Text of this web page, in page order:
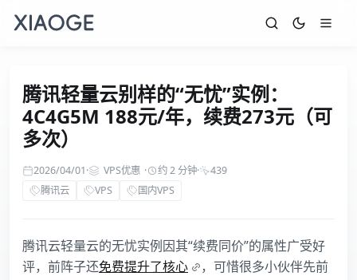
腾讯轻量云别样的“无忧”实例：
4C4G5M 188元/年，续费273元（可
多次）
2026/04/01· VPS优惠 · 约 2 分钟·
439
腾讯云
VPS 国内VPS
腾讯云轻量云的无忧实例因其“续费同价”的属性广受好
评，前阵子还免费提升了核心
，可惜很多小伙伴先前